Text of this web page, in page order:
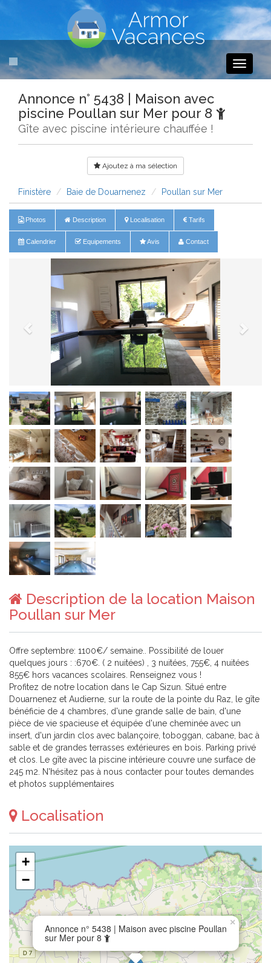
Toggle
Annonce n° 5438 | Maison avec
piscine Poullan sur Mer pour 8
Gîte avec piscine intérieure chauffée !
Ajoutez à ma sélection
Finistère Baie de Douarnenez Poullan sur Mer
Photos Description Localisation Tarifs
Calendrier Equipements Avis Contact
Description de la location Maison
Poullan sur Mer
Offre septembre: 1100€/ semaine.. Possibilité de louer
quelques jours : :670€. ( 2 nuitées) , 3 nuitées, 755€, 4 nuitées
855€ hors vacances scolaires. Renseignez vous !
Profitez de notre location dans le Cap Sizun. Situé entre
Douarnenez et Audierne, sur la route de la pointe du Raz, le gîte
bénéficie de 4 chambres, d'une grande salle de bain, d'une
pièce de vie spacieuse et équipée d'une cheminée avec un
insert, d'un jardin clos avec balançoire, toboggan, cabane, bac à
sable et de grandes terrasses extérieures en bois. Parking privé
et clos. Le gîte avec la piscine intérieure couvre une surface de
245 m2. N'hésitez pas à nous contacter pour toutes demandes
et photos supplémentaires
Localisation
Annonce n° 5438 | Maison avec piscine Poullan
sur Mer pour 8
×
+
−